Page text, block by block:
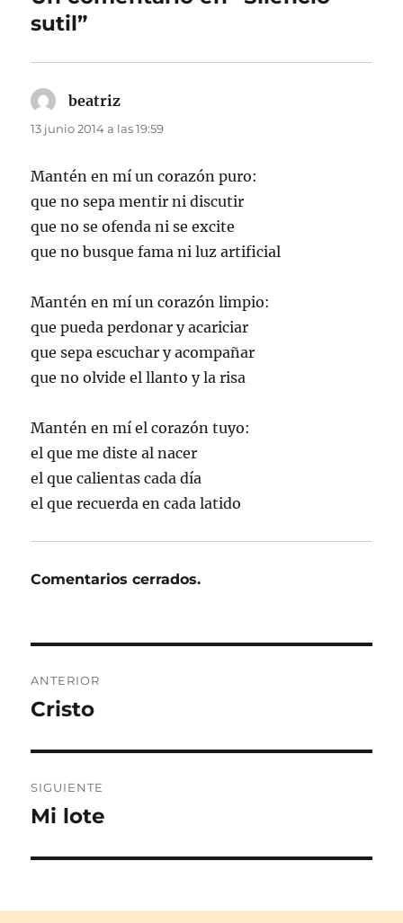
sutil”
beatriz
13 junio 2014 a las 19:59
Mantén en mí un corazón puro:
que no sepa mentir ni discutir
que no se ofenda ni se excite
que no busque fama ni luz artificial
Mantén en mí un corazón limpio:
que pueda perdonar y acariciar
que sepa escuchar y acompañar
que no olvide el llanto y la risa
Mantén en mí el corazón tuyo:
el que me diste al nacer
el que calientas cada día
el que recuerda en cada latido
Comentarios cerrados.
de
ANTERIOR
Entrada
Cristo
SIGUIENTE
Entrada
Mi lote